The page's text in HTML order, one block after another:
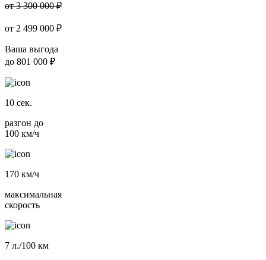
от 3 300 000 ₽
от 2 499 000 ₽
Ваша выгода
до 801 000 ₽
10 сек.
разгон до
100 км/ч
170 км/ч
максимальная
скорость
7 л./100 км